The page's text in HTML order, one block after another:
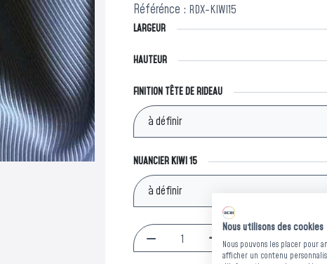
Référénce : RDX-KIWI15
LARGEUR
HAUTEUR
FINITION TÊTE DE RIDEAU
NUANCIER KIWI 15
Nous utilisons des cookies
Nous pouvons les placer pour
afficher un contenu